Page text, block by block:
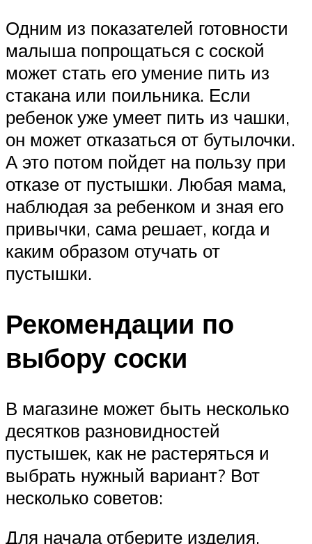
Одним из показателей готовности
малыша попрощаться с соской
может стать его умение пить из
стакана или поильника. Если
ребенок уже умеет пить из чашки,
он может отказаться от бутылочки.
А это потом пойдет на пользу при
отказе от пустышки. Любая мама,
наблюдая за ребенком и зная его
привычки, сама решает, когда и
каким образом отучать от
пустышки.
Рекомендации по
выбору соски
В магазине может быть несколько
десятков разновидностей
пустышек, как не растеряться и
выбрать нужный вариант? Вот
несколько советов:
Для начала отберите изделия,